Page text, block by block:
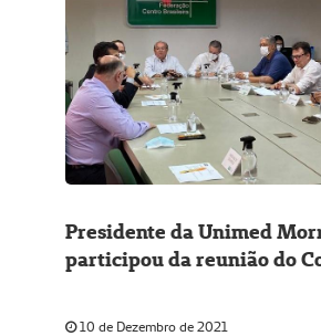
Presidente da Unimed
participou da reunião do
10 de Dezembro de 2021